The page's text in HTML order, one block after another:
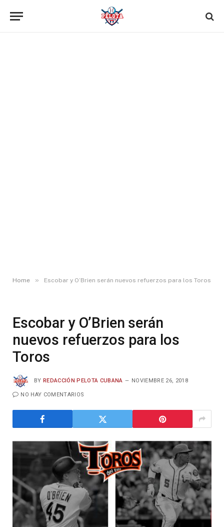
Home » Escobar y O’Brien serán nuevos refuerzos para los Toros
Escobar y O’Brien serán
nuevos refuerzos para los
Toros
BY REDACCIÓN PELOTA CUBANA NOVIEMBRE 26, 2018
NO HAY COMENTARIOS